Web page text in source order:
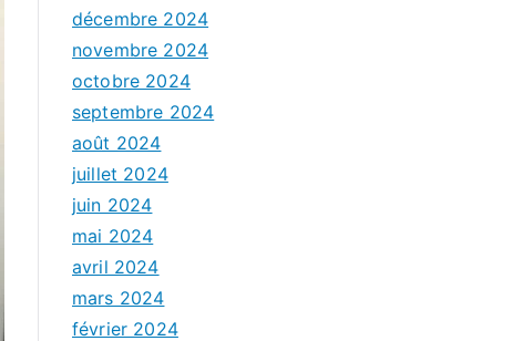
décembre 2024
novembre 2024
octobre 2024
septembre 2024
août 2024
juillet 2024
juin 2024
mai 2024
avril 2024
mars 2024
février 2024